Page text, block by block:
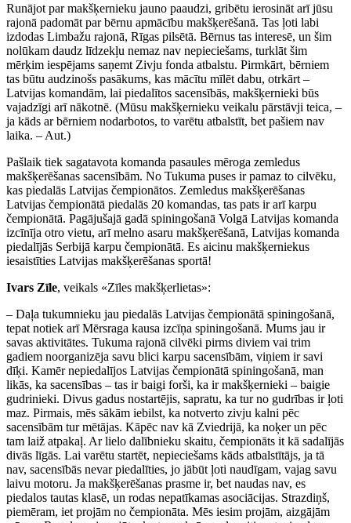
Runājot par makšķernieku jauno paaudzi, gribētu ierosināt arī jūsu
rajonā padomāt par bērnu apmācību makšķerēšanā. Tas ļoti labi
izdodas Limbažu rajonā, Rīgas pilsētā. Bērnus tas interesē, un šim
nolūkam daudz līdzekļu nemaz nav nepieciešams, turklāt šim
mērķim iespējams saņemt Zivju fonda atbalstu. Pirmkārt, bērniem
tas būtu audzinošs pasākums, kas mācītu mīlēt dabu, otrkārt –
Latvijas komandām, lai piedalītos sacensībās, makšķernieki būs
vajadzīgi arī nākotnē. (Mūsu makšķernieku veikalu pārstāvji teica, –
ja kāds ar bērniem nodarbotos, to varētu atbalstīt, bet pašiem nav
laika. – Aut.)
Pašlaik tiek sagatavota komanda pasaules mēroga zemledus
makšķerēšanas sacensībām. No Tukuma puses ir pamaz to cilvēku,
kas piedalās Latvijas čempionātos. Zemledus makšķerēšanas
Latvijas čempionātā piedalās 20 komandas, tas pats ir arī karpu
čempionātā. Pagājušajā gadā spiningošanā Volgā Latvijas komanda
izcīnīja otro vietu, arī melno asaru makšķerēšanā, Latvijas komanda
piedalījās Serbijā karpu čempionātā. Es aicinu makšķerniekus
iesaistīties Latvijas makšķerēšanas sportā!
Ivars Zīle, veikals «Zīles makšķerlietas»:
– Daļa tukumnieku jau piedalās Latvijas čempionātā spiningošanā,
tepat notiek arī Mērsraga kausa izcīņa spiningošanā. Mums jau ir
savas aktivitātes. Tukuma rajonā cilvēki pirms diviem vai trim
gadiem noorganizēja savu blici karpu sacensībām, viņiem ir savi
dīķi. Kamēr nepiedalījos Latvijas čempionātā spiningošanā, man
likās, ka sacensības – tas ir baigi forši, ka ir makšķernieki – baigie
gudrinieki. Divus gadus nostartējis, sapratu, ka tur no gudrības ir ļoti
maz. Pirmais, mēs sākām iebilst, ka notverto zivju kalni pēc
sacensībām tur mētājas. Kāpēc nav kā Zviedrijā, ka noķer un pēc
tam laiž atpakaļ. Ar lielo dalībnieku skaitu, čempionāts it kā sadalījās
divās līgās. Lai varētu startēt, nepieciešams kāds atbalstītājs, ja tā
nav, sacensībās nevar piedalīties, jo jābūt ļoti naudīgam, vajag savu
laivu motoru. Ja makšķerēšanas prasme ir, bet naudas nav, es
piedalos tautas klasē, un rodas nepatīkamas asociācijas. Strazdiņš,
piemēram, iet projām no čempionāta. Mēs iesim projām, aizgājām